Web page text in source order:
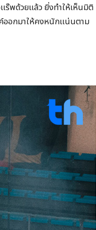
พด้วยแล้ว ยิ่งทำให้เห็นมิติ
ออกมาให้คงหนักแน่นตาม